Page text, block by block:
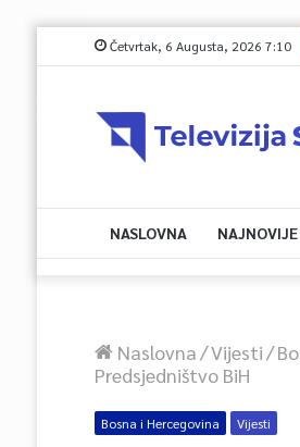
Četvrtak, 6 Augusta, 2026 7:10
NASLOVNA NAJNOVIJE
Naslovna/Vijesti/
Predsjedništvo BiH
Bosna i Hercegovina Vijesti